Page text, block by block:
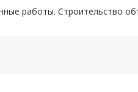
работы. Строительство